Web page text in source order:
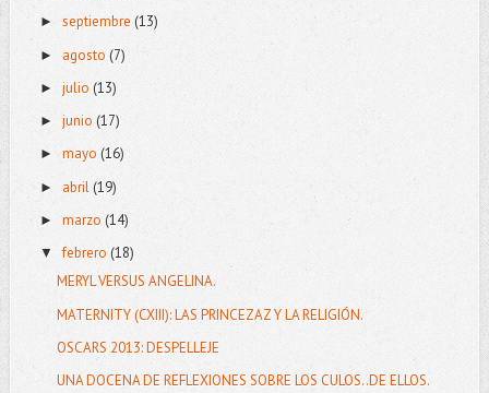
► septiembre (13)
► agosto (7)
► julio (13)
► junio (17)
► mayo (16)
► abril(19)
► marzo (14)
▼febrero (18)
MERYL VERSUS ANGELINA.
MATERNITY (CXIII): LAS PRINCEZAZ Y LA RELIGIÓN.
OSCARS 2013: DESPELLEJE
UNA DOCENA DE REFLEXIONES SOBRE LOS CULOS..DE ELLOS.